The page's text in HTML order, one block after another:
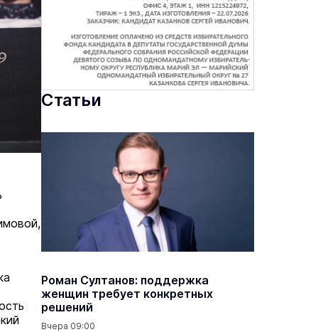
Статьи
Роман Султанов: поддержка
женщин требует конкретных
решений
Вчера 09:00